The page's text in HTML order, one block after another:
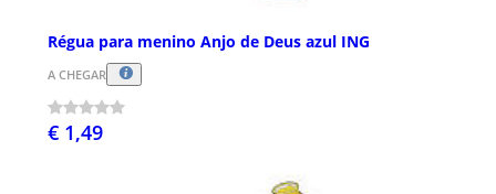
Régua para menino Anjo de Deus azul ING
A CHEGAR
€ 1,49